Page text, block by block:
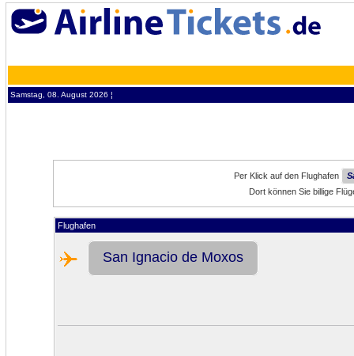
Samstag, 08. August 2026 ¦
Per Klick auf den Flughafen
Dort können Sie billige
Flughafen
San Ignacio de Moxos